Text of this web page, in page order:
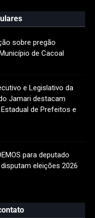
sobre pregão
de Cacoal
e Legislativo da
Jamari destacam
de Prefeitos e
para deputado
eleições 2026